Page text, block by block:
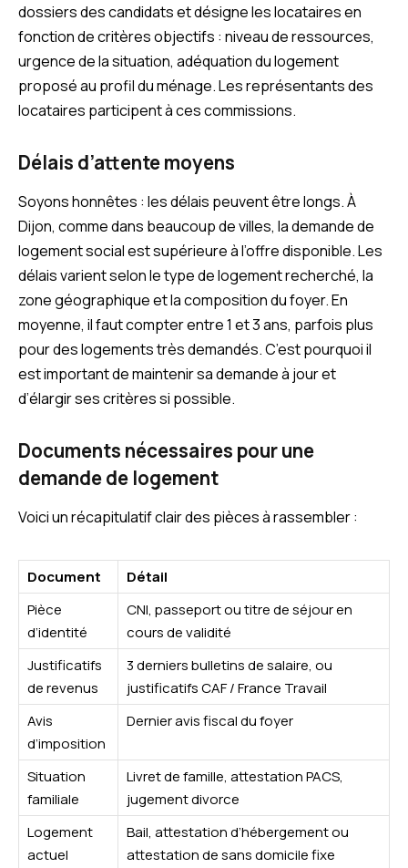
dossiers des candidats et désigne les locataires en
fonction de critères objectifs : niveau de ressources,
urgence de la situation, adéquation du logement
proposé au profil du ménage. Les représentants des
locataires participent à ces commissions.
Délais d’attente moyens
Soyons honnêtes : les délais peuvent être longs. À
Dijon, comme dans beaucoup de villes, la demande de
logement social est supérieure à l’offre disponible. Les
délais varient selon le type de logement recherché, la
zone géographique et la composition du foyer. En
moyenne, il faut compter entre 1 et 3 ans, parfois plus
pour des logements très demandés. C’est pourquoi il
est important de maintenir sa demande à jour et
d’élargir ses critères si possible.
Documents nécessaires pour une
demande de logement
Voici un récapitulatif clair des pièces à rassembler :
Document
Détail
Pièce
d’identité
CNI, passeport ou titre de séjour en
cours de validité
Justificatifs
de revenus
3 derniers bulletins de salaire, ou
justificatifs CAF / France Travail
Avis
d’imposition
Dernier avis fiscal du foyer
Situation
familiale
Livret de famille, attestation PACS,
jugement divorce
Logement
actuel
Bail, attestation d’hébergement ou
attestation de sans domicile fixe